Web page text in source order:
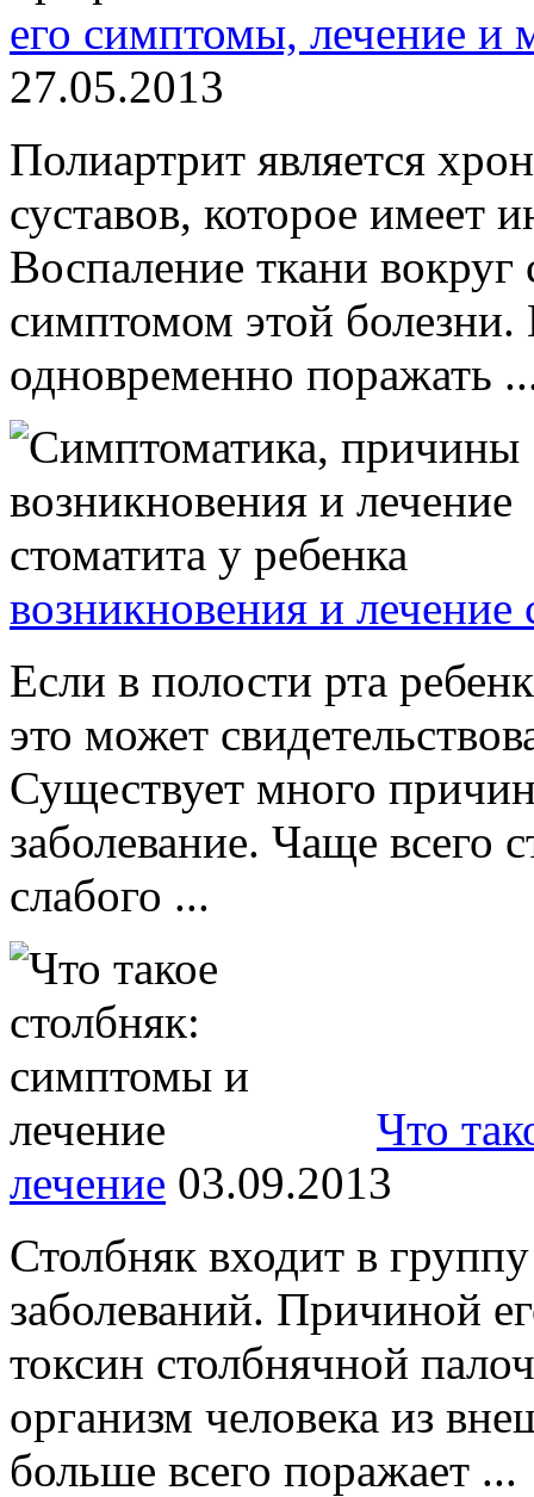
его симптомы, лечение и
27.05.2013
Полиартрит является
суставов, которое имеет
Воспаление ткани вокруг
симптомом этой
одновременно поражать
возникновения и лечение
Если в полости рта
это может
Существует много
заболевание. Чаще всего
слабого ...
Что
лечение 03.09.2013
Столбняк входит в
заболеваний. Причиной
токсин столбнячной
организм человека из
больше всего поражает ...